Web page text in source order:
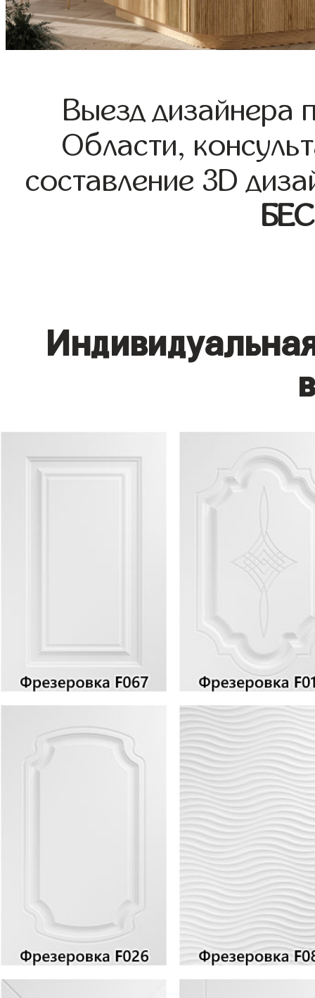
Выезд дизайнера
Области,
составление 3D